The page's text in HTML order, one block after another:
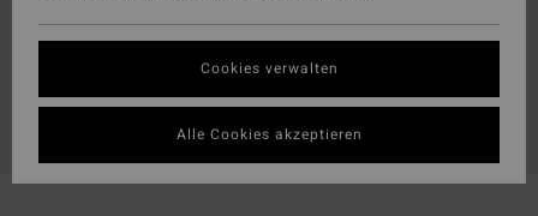
Cookies verwalten
Alle Cookies akzeptieren